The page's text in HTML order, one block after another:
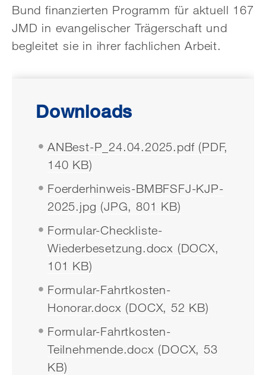
Bund finanzierten Programm für aktuell 167
JMD in evangelischer Trägerschaft und
begleitet sie in ihrer fachlichen Arbeit.
Downloads
ANBest-P_24.04.2025.pdf (PDF,
140 KB)
Foerderhinweis-BMBFSFJ-KJP-
2025.jpg (JPG, 801 KB)
Formular-Checkliste-
Wiederbesetzung.docx (DOCX,
101 KB)
Formular-Fahrtkosten-
Honorar.docx (DOCX, 52 KB)
Formular-Fahrtkosten-
Teilnehmende.docx (DOCX, 53
KB)